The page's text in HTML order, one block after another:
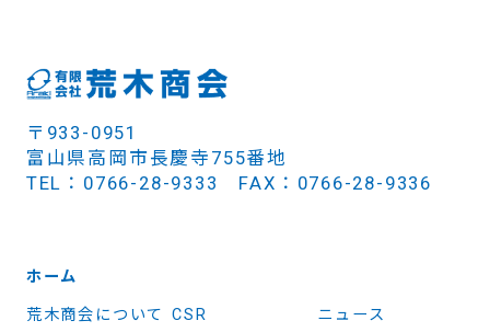
〒933-0951
富山県高岡市長慶寺755番地
TEL：0766-28-9333 FAX：0766-28-9336
ホーム
荒木商会について CSR ニュース